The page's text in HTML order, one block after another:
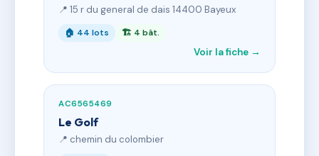
📍 15 r du general de dais 14400 Bayeux
🏠 44 lots 🏗 4 bât.
Voir la fiche →
AC6565469
Le Golf
📍 chemin du colombier